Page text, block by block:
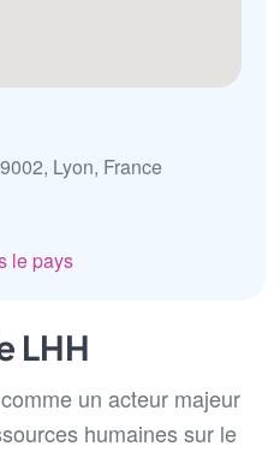
Lyon, France
le pays
LHH
un acteur majeur
humaines sur le